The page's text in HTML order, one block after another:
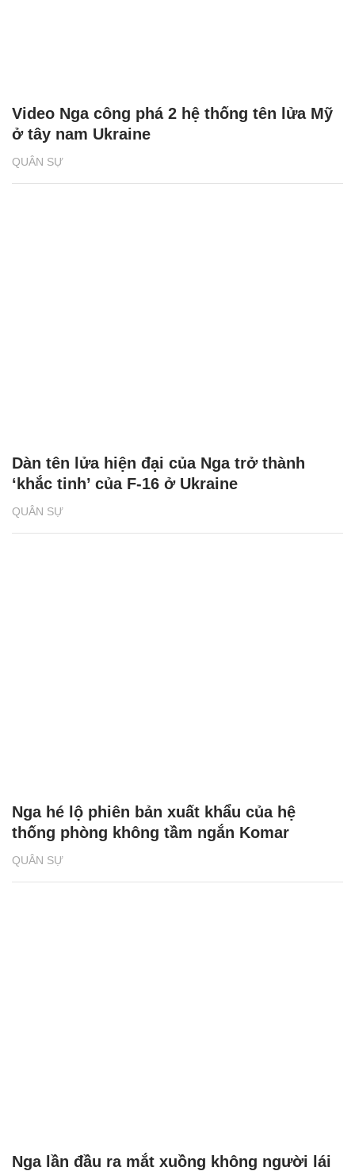
QUÂN SỰ
Video Nga công phá 2 hệ thống tên lửa Mỹ
ở tây nam Ukraine
QUÂN SỰ
Dàn tên lửa hiện đại của Nga trở thành
‘khắc tinh’ của F-16 ở Ukraine
QUÂN SỰ
Nga hé lộ phiên bản xuất khẩu của hệ
thống phòng không tầm ngắn Komar
Nga lần đầu ra mắt xuồng không người lái